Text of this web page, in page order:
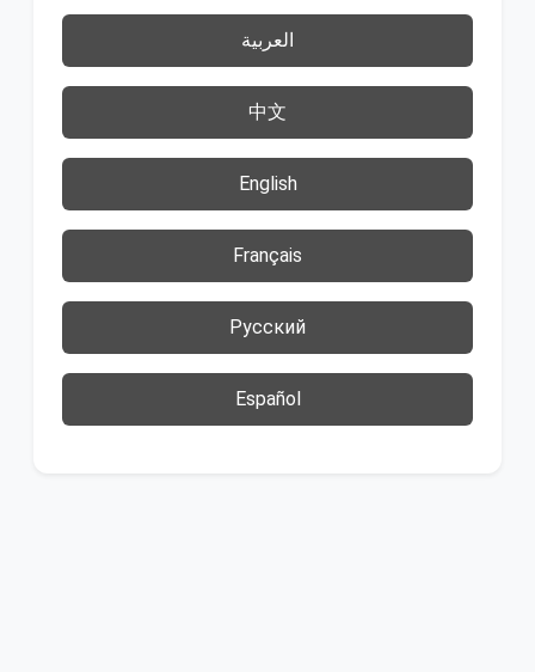
العربية
中文
English
Français
Русский
Español